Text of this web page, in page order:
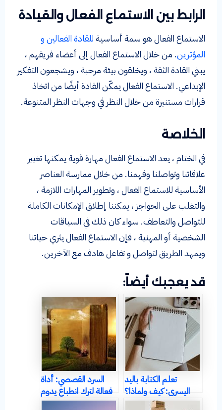
الرابط بين الاستماع الفعال والقيادة
الاستماع الفعال هو سمة أساسيةللقادة الفعالين و
المؤثرين. من خلال الاستماع الفعال إلى أعضاء فريقهم ،
يبني القادة الثقة ، ويخلقون بيئة مرحبة ، ويشجعون التفكير
الإبداعي. الاستماع الفعال يمكّن القادة أيضًا من اتخاذ
قرارات مستنيرة من خلال النظر في وجهات النظر المتنوعة.
الخلاصة
في الختام ، يعد الاستماع الفعال مهارة قوية يمكنها تغيير
علاقاتنا وتواصلنا وفهمنا. من خلال ممارسة العناصر
الأساسية للاستماع الفعال ، وتطوير المهارات اللازمة ،
والتغلب على الحواجز ، يمكننا إطلاق الإمكانات الكاملة
للتواصل والتعاطف. سواء كان ذلك في السياقات
الشخصية أو المهنية ، فإن الاستماع الفعال يثري حياتنا
ويمهد الطريق لتواصل و تفاعل هادف مع الآخرين.
قد يعجبك أيضاً:
تعلم الكتابة باليد
اليسرى: كيف ولماذا؟
(عن اكتساب المهارات
السرد القصصي: أداة
فعالة لترك انطباع يدوم